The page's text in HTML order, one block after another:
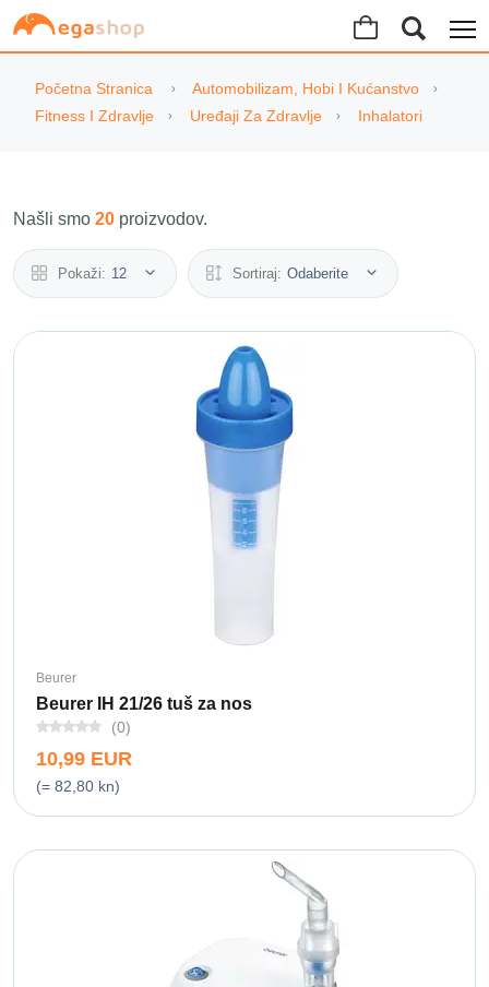
Početna Stranica
Automobilizam, Hobi I Kućanstvo
Fitness I Zdravlje
Uređaji Za Zdravlje Inhalatori
Našli smo 20 proizvodov.
Pokaži: 12 Sortiraj: Odaberite
Beurer
Beurer IH 21/26 tuš za nos
(0)
10,99 EUR
(= 82,80 kn)